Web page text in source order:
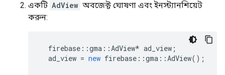
একটি AdView অবজেক্ট ঘোষণা এবং ইনস্ট্যানশিয়েট
করুন:
firebase ::gma ::AdView* ad_view ;
ad_view = new firebase ::gma ::AdView();